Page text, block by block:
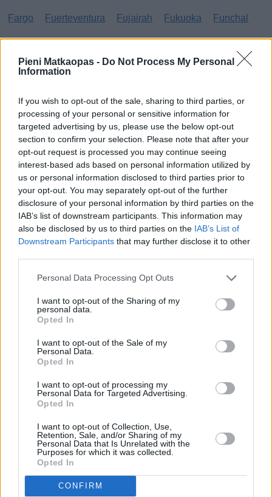
Pieni Matkaopas - Do Not Process My Personal
Information
If you wish to opt-out of the sale, sharing to third parties, or
processing of your personal or sensitive information for
targeted advertising by us, please use the below opt-out
section to confirm your selection. Please note that after your
opt-out request is processed you may continue seeing
interest-based ads based on personal information utilized by
us or personal information disclosed to third parties prior to
your opt-out. You may separately opt-out of the further
disclosure of your personal information by third parties on the
IAB’s list of downstream participants. This information may
also be disclosed by us to third parties on the IAB’s List of
Downstream Participants that may further disclose it to other
Personal Data Processing Opt Outs
I want to opt-out of the Sharing of my
personal data.
Opted In
I want to opt-out of the Sale of my
Personal Data.
Opted In
I want to opt-out of processing my
Personal Data for Targeted Advertising.
Opted In
I want to opt-out of Collection, Use,
Retention, Sale, and/or Sharing of my
Personal Data that Is Unrelated with the
Purposes for which it was collected.
Opted In
CONFIRM
Fargo Fuerteventura Fujairah Fukuoka Funchal
Gibraltar Gran Canaria
Haag Hammamet Hania Hannover
Hanoi
Helsingborg Helsinki
Ho Chi Minh City
Hong Kong
Honolulu Houston Hua Hin
Innsbruck Izmir
Jönköping
Lanzarote Larnaka Lefkas
Linköping
Los Angeles
Lund
Mangalia Marseille
Mexico City
Miami